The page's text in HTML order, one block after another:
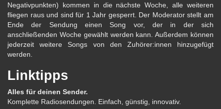
Negativpunkten) kommen in die nächste Woche, alle weiteren
fliegen raus und sind für 1 Jahr gesperrt. Der Moderator stellt am
Ende der Sendung einen Song vor, der in der sich
anschließenden Woche gewählt werden kann. Außerdem können
jederzeit weitere Songs von den Zuhörer:innen hinzugefügt
werden.
Linktipps
Alles für deinen Sender.
Komplette Radiosendungen. Einfach, günstig, innovativ.